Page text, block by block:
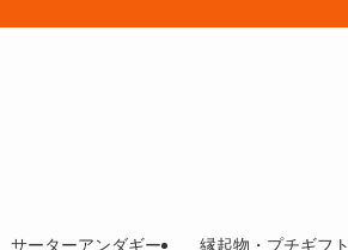
サーターアンダギー 縁起物・プチギフト